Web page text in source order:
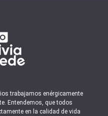
trabajamos enérgicamente
Entendemos, que todos
en la calidad de vida